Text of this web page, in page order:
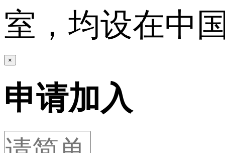
室，均设在中
×
申请加入